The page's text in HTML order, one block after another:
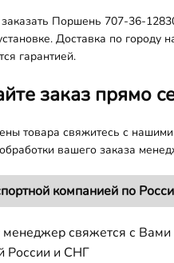
Поршень 707-36-
Доставка по
гарантией.
заказ прямо
товара свяжитесь с
вашего заказа
компанией по
свяжется с
России и СНГ